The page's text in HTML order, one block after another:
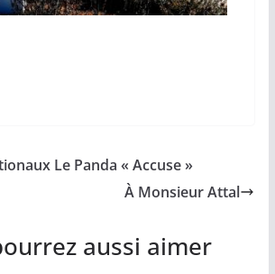
Le Panda « Accuse »
À Monsieur Attal
aussi aimer